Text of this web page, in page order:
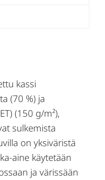
kassi
(70 %) ja
(150 g/m²),
sulkemista
on yksiväristä
aine käytetään
ja värissään